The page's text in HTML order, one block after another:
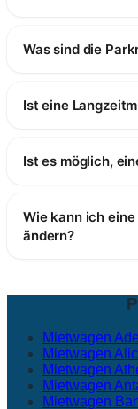
Was sind die
Ist eine
Ist es möglich,
Wie kann ich
ändern?
Mietwagen
Mietwagen
Mietwagen
Mietwagen
Mietwagen